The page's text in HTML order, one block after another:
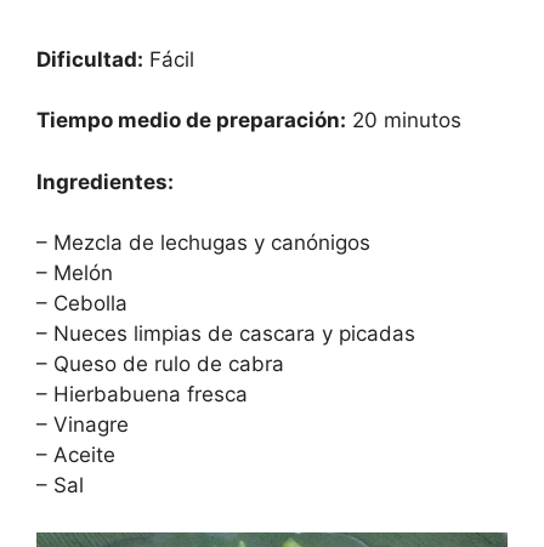
Dificultad: Fácil
Tiempo medio de preparación: 20 minutos
Ingredientes:
– Mezcla de lechugas y canónigos
– Melón
– Cebolla
– Nueces limpias de cascara y picadas
– Queso de rulo de cabra
– Hierbabuena fresca
– Vinagre
– Aceite
– Sal